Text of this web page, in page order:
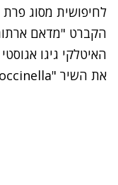
לחיפושית מסוג
הקברט "מדאם
האיטלקי גיגו
את השיר "Coccinella".